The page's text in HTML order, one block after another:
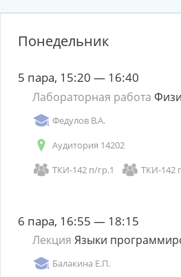
Понедельник
5 пара, 15:20 — 16:40
Лабораторная работа
Федулов В.А.
Аудитория 14202
ТКИ-142 п/гр.1
ТКИ-142
6 пара, 16:55 — 18:15
Лекция Языки
Балакина Е.П.